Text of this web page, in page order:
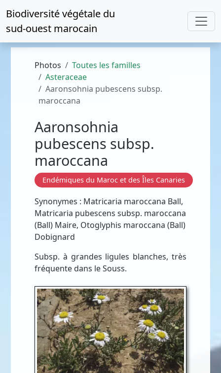
Biodiversité végétale du
sud-ouest marocain
Photos
Toutes les familles
Asteraceae
Aaronsohnia pubescens subsp.
maroccana
Aaronsohnia
pubescens subsp.
maroccana
Endémiques du Maroc et des Îles Canaries
Synonymes : Matricaria maroccana Ball,
Matricaria pubescens subsp. maroccana
(Ball) Maire, Otoglyphis maroccana (Ball)
Dobignard
Subsp. à grandes ligules blanches, très
fréquente dans le Souss.